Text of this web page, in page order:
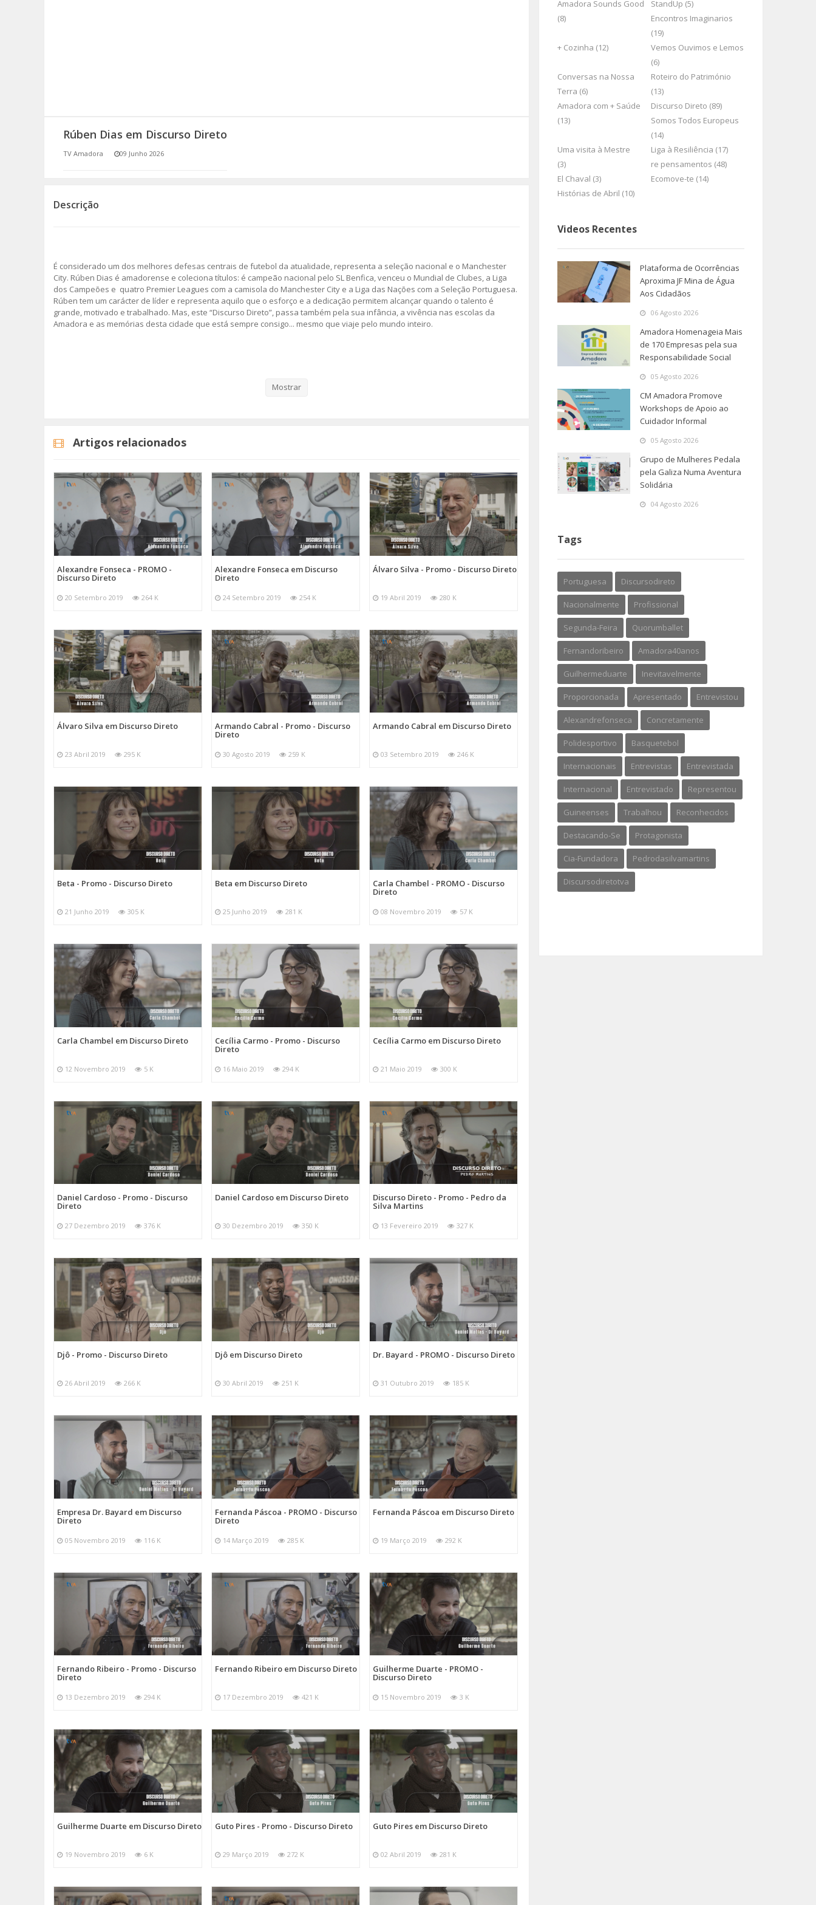
(RE) PENSAMENTOS
Rúben Dias em Discurso Direto
TV Amadora 09 Junho 2026
Descrição
É considerado um dos melhores defesas centrais de futebol da atualidade, representa a seleção nacional e o Manchester
City. Rúben Dias é amadorense e coleciona títulos: é campeão nacional pelo SL Benfica, venceu o Mundial de Clubes, a Liga
dos Campeões e quatro Premier Leagues com a camisola do Manchester City e a Liga das Nações com a Seleção Portuguesa.
Rúben tem um carácter de líder e representa aquilo que o esforço e a dedicação permitem alcançar quando o talento é
grande, motivado e trabalhado. Mas, este “Discurso Direto”, passa também pela sua infância, a vivência nas escolas da
Amadora e as memórias desta cidade que está sempre consigo... mesmo que viaje pelo mundo inteiro.
A rubrica "Discurso Direto" surgiu em 2019, no âmbito dos 40 anos da cidade da Amadora. Em 2026, regressamos com um novo
Categorias Programas Discurso Direto
Mostrar
Artigos relacionados
Alexandre Fonseca - PROMO -
Discurso Direto
20 Setembro 2019 264 K
Alexandre Fonseca em Discurso
Direto
24 Setembro 2019 254 K
Álvaro Silva - Promo - Discurso Direto
19 Abril 2019 280 K
Álvaro Silva em Discurso Direto
23 Abril 2019 295 K
Armando Cabral - Promo - Discurso
Direto
30 Agosto 2019 259 K
Armando Cabral em Discurso Direto
03 Setembro 2019 246 K
Beta - Promo - Discurso Direto
21 Junho 2019 305 K
Beta em Discurso Direto
25 Junho 2019 281 K
Carla Chambel - PROMO - Discurso
Direto
08 Novembro 2019 57 K
Carla Chambel em Discurso Direto
12 Novembro 2019 5 K
Cecília Carmo - Promo - Discurso
Direto
16 Maio 2019 294 K
Cecília Carmo em Discurso Direto
21 Maio 2019 300 K
Daniel Cardoso - Promo - Discurso
Direto
27 Dezembro 2019 376 K
Daniel Cardoso em Discurso Direto
30 Dezembro 2019 350 K
Discurso Direto - Promo - Pedro da
Silva Martins
13 Fevereiro 2019 327 K
Djô - Promo - Discurso Direto
26 Abril 2019 266 K
Djô em Discurso Direto
30 Abril 2019 251 K
Dr. Bayard - PROMO - Discurso Direto
31 Outubro 2019 185 K
Empresa Dr. Bayard em Discurso
Direto
05 Novembro 2019 116 K
Fernanda Páscoa - PROMO - Discurso
Direto
14 Março 2019 285 K
Fernanda Páscoa em Discurso Direto
19 Março 2019 292 K
Fernando Ribeiro - Promo - Discurso
Direto
13 Dezembro 2019 294 K
Fernando Ribeiro em Discurso Direto
17 Dezembro 2019 421 K
Guilherme Duarte - PROMO -
Discurso Direto
15 Novembro 2019 3 K
Guilherme Duarte em Discurso Direto
19 Novembro 2019 6 K
Guto Pires - Promo - Discurso Direto
29 Março 2019 272 K
Guto Pires em Discurso Direto
02 Abril 2019 281 K
Amadora Sounds Good
(8)
StandUp (5)
Encontros Imaginarios
(19)
+ Cozinha (12)
Vemos Ouvimos e Lemos
(6)
Conversas na Nossa
Terra (6)
Roteiro do Património
(13)
Amadora com + Saúde
(13)
Discurso Direto (89)
Somos Todos Europeus
(14)
Uma visita à Mestre
(3)
Liga à Resiliência (17)
re pensamentos (48)
El Chaval (3)
Ecomove-te (14)
Histórias de Abril (10)
Videos Recentes
Plataforma de Ocorrências
Aproxima JF Mina de Água
Aos Cidadãos
06 Agosto 2026
Amadora Homenageia Mais
de 170 Empresas pela sua
Responsabilidade Social
05 Agosto 2026
CM Amadora Promove
Workshops de Apoio ao
Cuidador Informal
05 Agosto 2026
Grupo de Mulheres Pedala
pela Galiza Numa Aventura
Solidária
04 Agosto 2026
Tags
Portuguesa Discursodireto
Nacionalmente Profissional
Segunda-Feira Quorumballet
Fernandoribeiro Amadora40anos
Guilhermeduarte Inevitavelmente
Proporcionada Apresentado Entrevistou
Alexandrefonseca Concretamente
Polidesportivo Basquetebol
Internacionais Entrevistas Entrevistada
Internacional Entrevistado Representou
Guineenses Trabalhou Reconhecidos
Destacando-Se Protagonista
Cia-Fundadora Pedrodasilvamartins
Discursodiretotva